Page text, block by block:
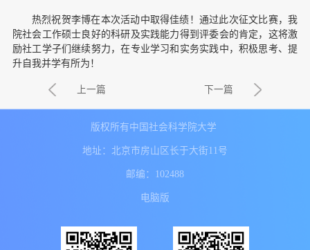
热烈祝贺李博在本次活动中取得佳绩！通过此次征文比赛，我
院社会工作硕士良好的科研及实践能力得到评委会的肯定，这将激
励社工学子们继续努力，在专业学习和实务实践中，积极思考、提
升自我并学有所为！
上一篇 下一篇
版权所有中国社会科学院大学
地址：北京市房山区长于大街11号
邮编：102488
电脑版